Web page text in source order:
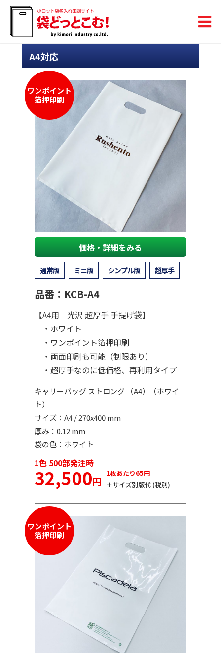
A4対応
ワンポイント
箔押印刷
価格・詳細をみる
通常版 ミニ版 シンプル版 超厚手
品番：KCB-A4
【A4用 光沢 超厚手 手提げ袋】
・ホワイト
・ワンポイント箔押印刷
・両面印刷も可能（制限あり）
・超厚手なのに低価格、再利用タイプ
キャリーバッグ ストロング （A4）（ホワイ
ト）
サイズ：A4 / 270x400 mm
厚み：0.12 mm
袋の色：ホワイト
1色 500部発注時
32,500円
1枚あたり65円
＋サイズ別版代 (税別)
ワンポイント
箔押印刷